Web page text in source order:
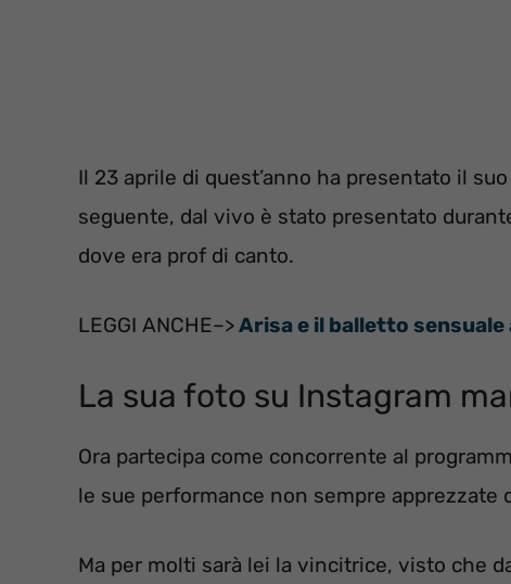
Il 23 aprile di quest’anno ha presentato il
seguente, dal vivo è stato presentato
dove era prof di canto.
LEGGI ANCHE–>Arisa e il balletto sensuale
La sua foto su Instagram
Ora partecipa come concorrente al
le sue performance non sempre apprezzate
Ma per molti sarà lei la vincitrice, visto che